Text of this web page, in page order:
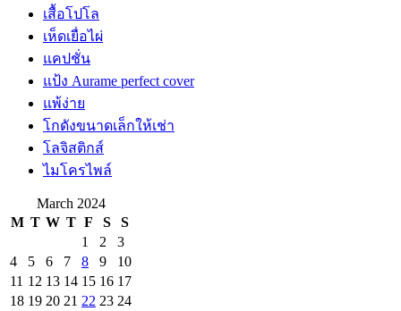
เสื้อโปโล
เห็ดเยื่อไผ่
แคปชั่น
แป้ง Aurame perfect cover
แพ้ง่าย
โกดังขนาดเล็กให้เช่า
โลจิสติกส์
ไมโครไพล์
March 2024
M T W T F S
S
1
2
3
4
5 6 7 8 9
10
11 12 13 14 15 16 17
18 19 20 21 22 23 24